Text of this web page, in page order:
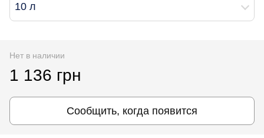
10 л
Нет в наличии
1 136 грн
Сообщить, когда появится